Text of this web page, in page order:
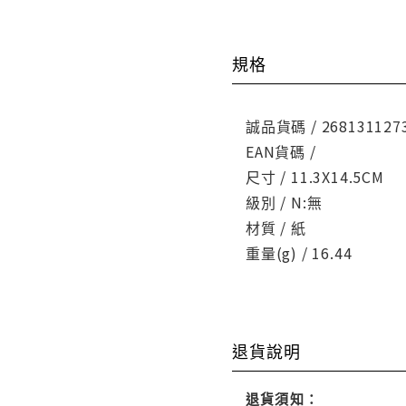
規格
誠品貨碼 /
EAN貨碼 /
尺寸 / 11.3X14.5CM
級別 / N:無
材質 / 紙
重量(g) / 16.44
退貨說明
退貨須知：